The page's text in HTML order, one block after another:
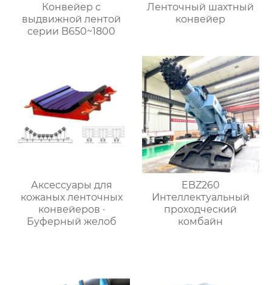
Конвейер с
выдвижной лентой
серии B650~1800
Ленточный шахтный
конвейер
Аксессуары для
кожаных ленточных
конвейеров ·
Буферный желоб
EBZ260
Интеллектуальный
проходческий
комбайн